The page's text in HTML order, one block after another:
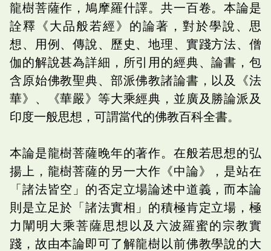
龍樹菩薩作，鳩摩羅什譯。共一百卷。本論是
詮釋《大品般若經》的論著，對於學說、思
想、用例、傳說、歷史、地理、實踐方法、僧
伽的解說甚為詳細，所引用的經典、論書，包
含原始佛教聖典、部派佛教諸論書，以及《法
華》、《華嚴》等大乘經典，並廣及勝論派及
印度一般思想，可謂當代的佛教百科全書。
本論是龍樹菩薩晚年的著作。在般若思想的弘
揚上，龍樹菩薩的另一大作《中論》，是站在
「諸法皆空」的否定立場論述中道義，而本論
則是立足於「諸法實相」的積極肯定立場，極
力闡明大乘菩薩思想以及六波羅蜜的宗教實
踐，故由本論即可了解龍樹以前佛教學說的大